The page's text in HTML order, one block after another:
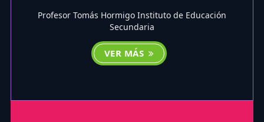
Profesor Tomás Hormigo Instituto de Educación
Secundaria
VER MÁS